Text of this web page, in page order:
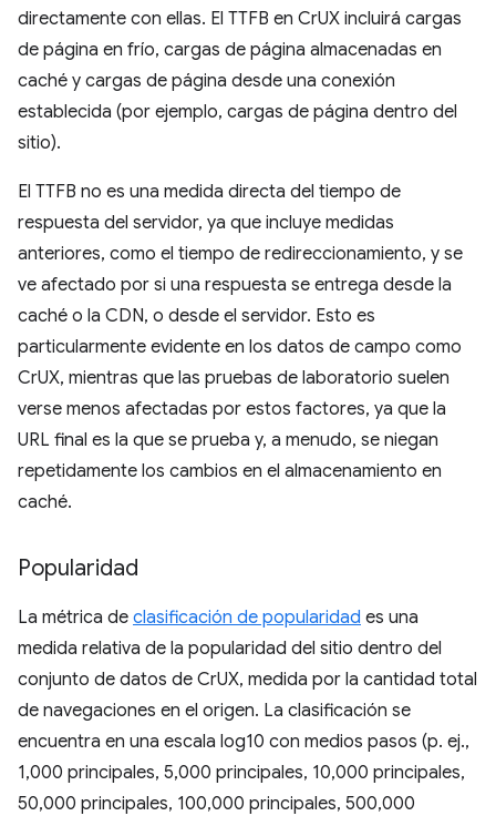
directamente con ellas. El TTFB en CrUX incluirá cargas
de página en frío, cargas de página almacenadas en
caché y cargas de página desde una conexión
establecida (por ejemplo, cargas de página dentro del
sitio).
El TTFB no es una medida directa del tiempo de
respuesta del servidor, ya que incluye medidas
anteriores, como el tiempo de redireccionamiento, y se
ve afectado por si una respuesta se entrega desde la
caché o la CDN, o desde el servidor. Esto es
particularmente evidente en los datos de campo como
CrUX, mientras que las pruebas de laboratorio suelen
verse menos afectadas por estos factores, ya que la
URL final es la que se prueba y, a menudo, se niegan
repetidamente los cambios en el almacenamiento en
caché.
Popularidad
La métrica de clasificación de popularidad es una
medida relativa de la popularidad del sitio dentro del
conjunto de datos de CrUX, medida por la cantidad total
de navegaciones en el origen. La clasificación se
encuentra en una escala log10 con medios pasos (p. ej.,
1,000 principales, 5,000 principales, 10,000 principales,
50,000 principales, 100,000 principales, 500,000